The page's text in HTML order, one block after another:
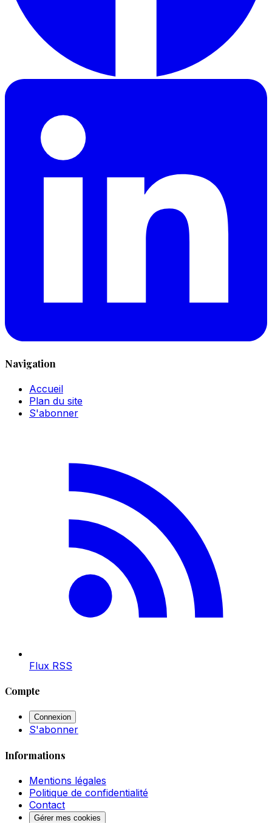
Navigation
Accueil
Plan du site
S'abonner
Flux RSS
Compte
Connexion
S'abonner
Informations
Mentions légales
Politique de confidentialité
Contact
Gérer mes cookies